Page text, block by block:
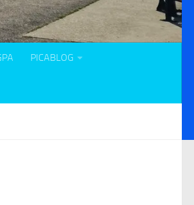
PICABLOG